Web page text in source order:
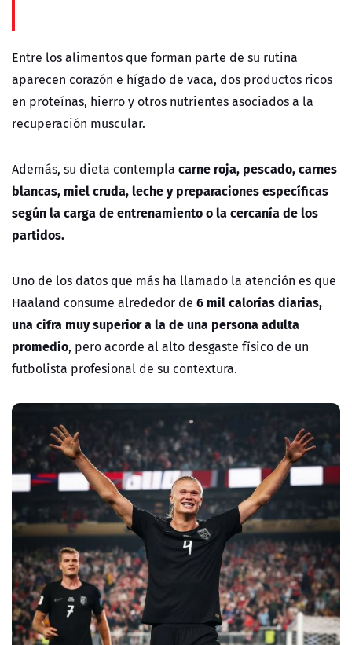
Entre los alimentos que forman parte de su rutina
aparecen corazón e hígado de vaca, dos productos ricos
en proteínas, hierro y otros nutrientes asociados a la
recuperación muscular.
Además, su dieta contempla carne roja, pescado, carnes
blancas, miel cruda, leche y preparaciones específicas
según la carga de entrenamiento o la cercanía de los
partidos.
Uno de los datos que más ha llamado la atención es que
Haaland consume alrededor de 6 mil calorías diarias,
una cifra muy superior a la de una persona adulta
promedio, pero acorde al alto desgaste físico de un
futbolista profesional de su contextura.